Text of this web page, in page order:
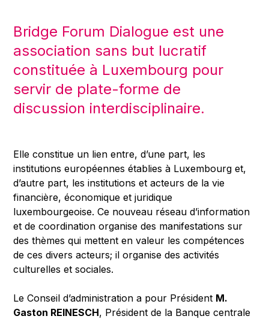
Bridge Forum Dialogue est une
association sans but lucratif
constituée à Luxembourg pour
servir de plate-forme de
discussion interdisciplinaire.
Elle constitue un lien entre, d’une part, les
institutions européennes établies à Luxembourg et,
d’autre part, les institutions et acteurs de la vie
financière, économique et juridique
luxembourgeoise. Ce nouveau réseau d’information
et de coordination organise des manifestations sur
des thèmes qui mettent en valeur les compétences
de ces divers acteurs; il organise des activités
culturelles et sociales.
Le Conseil d’administration a pour Président M.
Gaston REINESCH, Président de la Banque centrale